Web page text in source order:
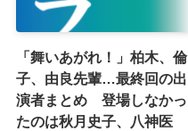
「舞いあがれ！」柏木、倫
子、由良先輩…最終回の出
演者まとめ 登場しなかっ
たのは秋月史子、八神医